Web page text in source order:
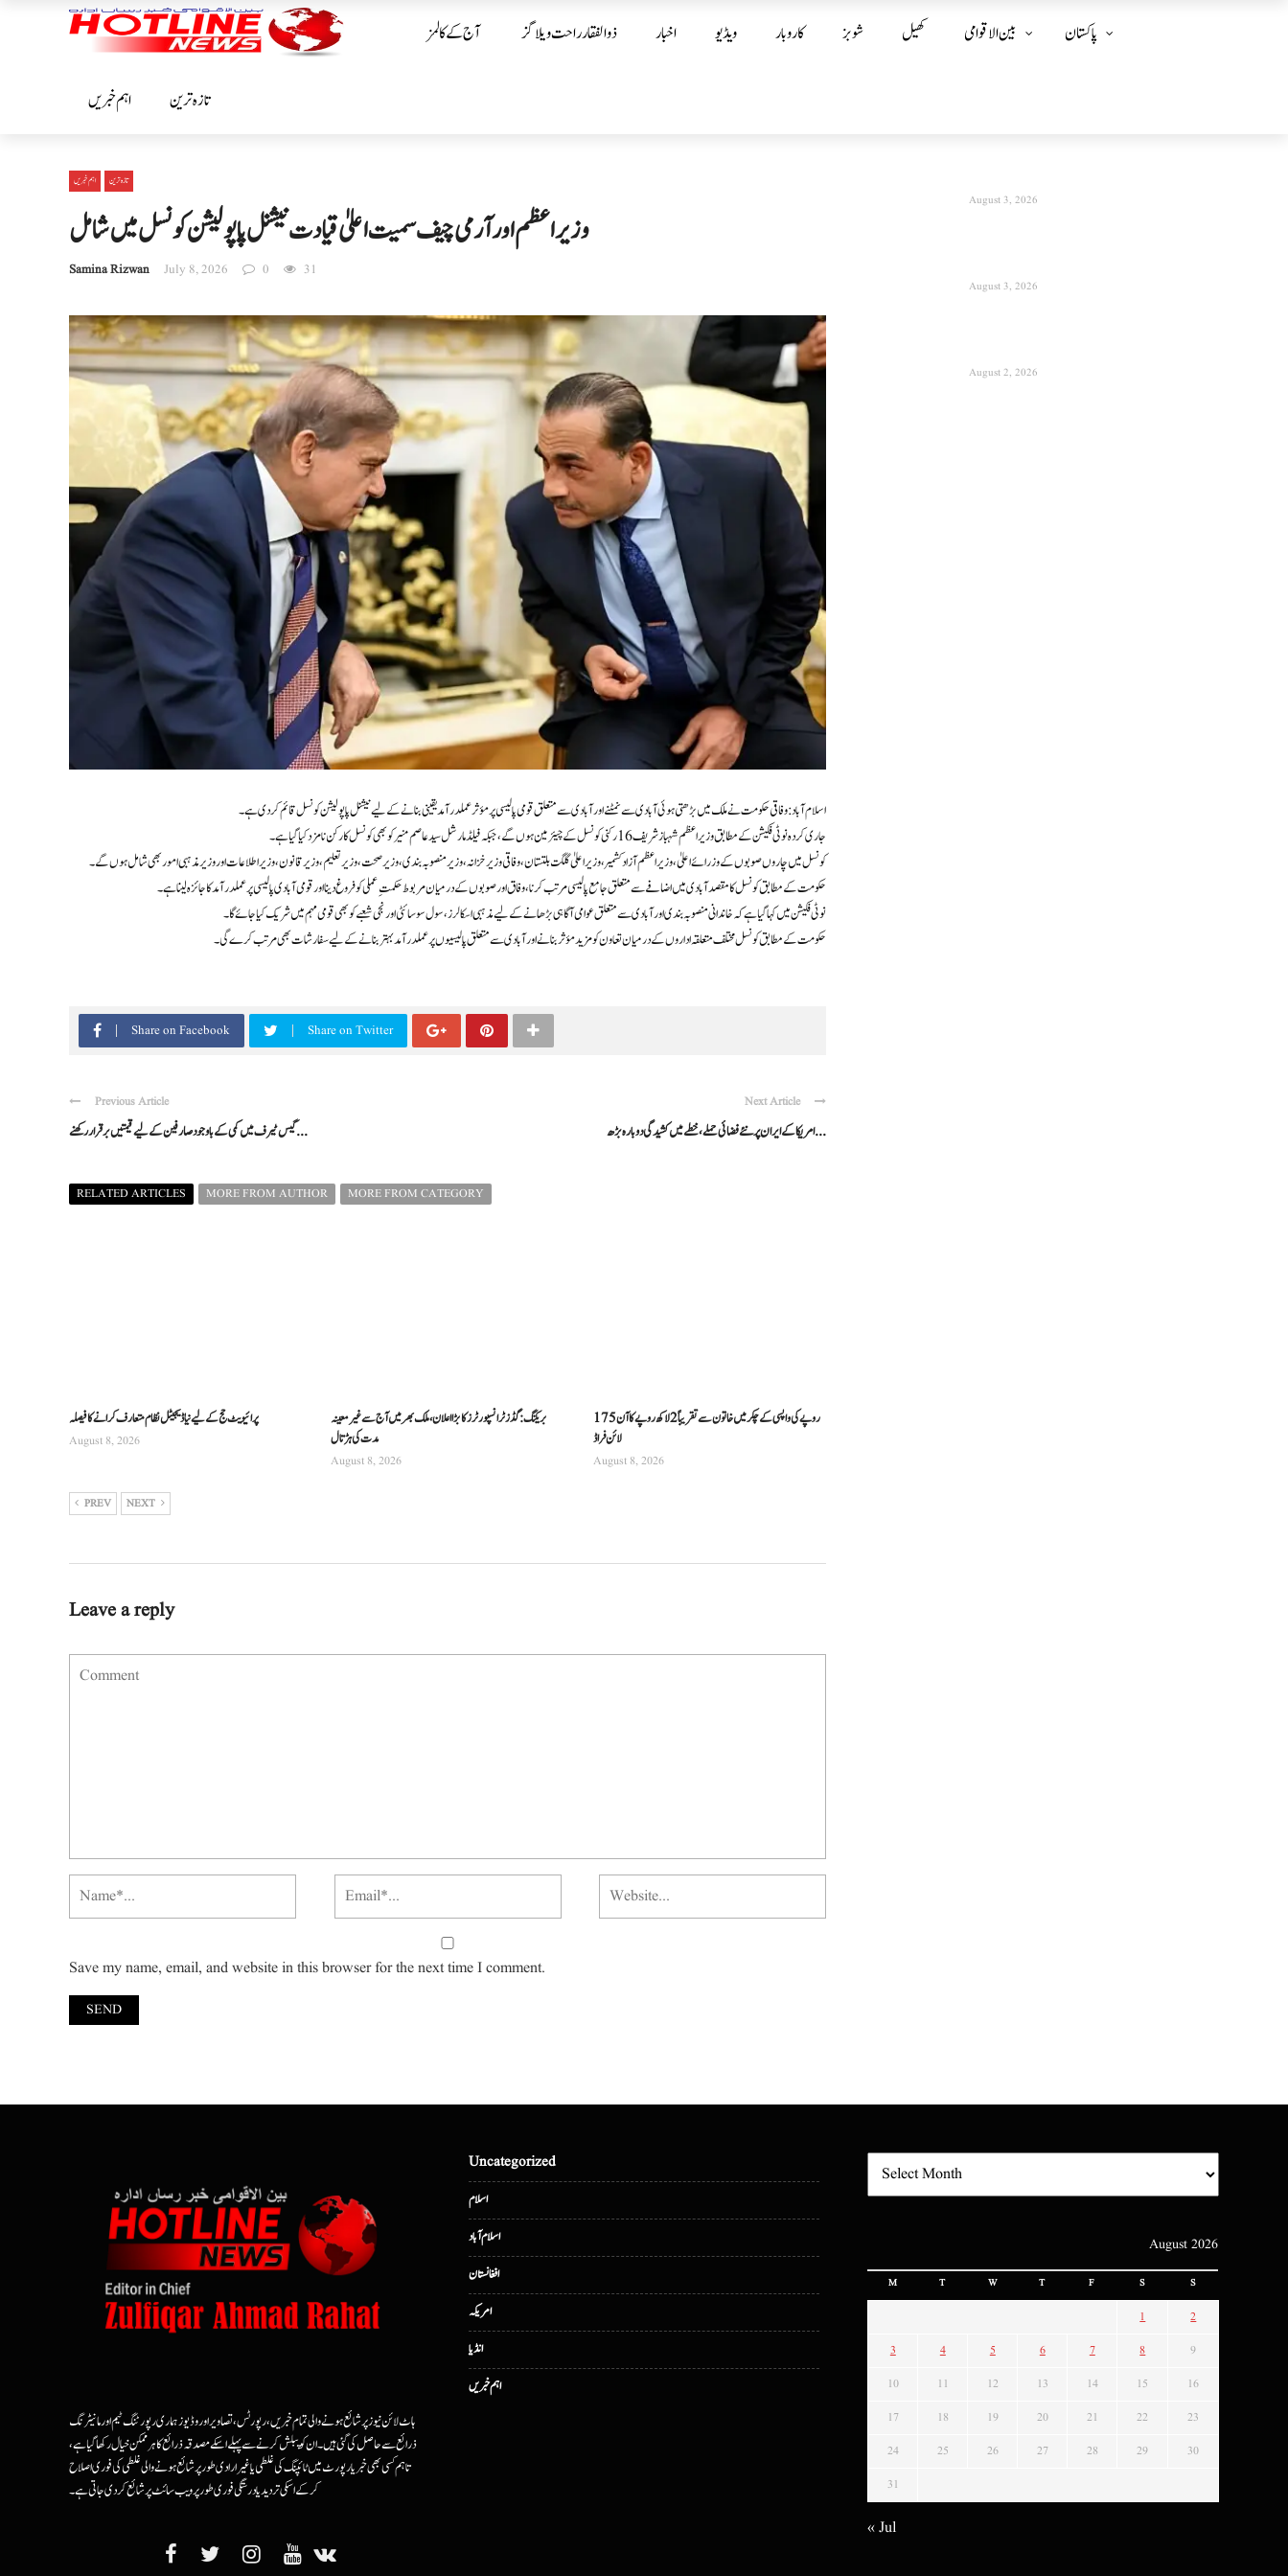
آج کے کالمز ذوالفقار راحت ویلاگز اخبار ویڈیو کاروبار شوبز کھیل بین الا قوامی پاکستان
اہم خبریں تازہ ترین
اہم خبریں تازہ ترین
وزیراعظم اور آرمی چیف سمیت اعلیٰ قیادت نیشنل پاپولیشن کونسل میں شامل
Samina Rizwan July 8, 2026 0 31
اسلام آباد: وفاقی حکومت نے ملک میں بڑھتی ہوئی آبادی سے نمٹنے اور آبادی سے متعلق قومی پالیسی پر مؤثر عملدرآمد یقینی بنانے کے لیے نیشنل پاپولیشن کونسل قائم کر دی ہے۔
جاری کردہ نوٹی فکیشن کے مطابق وزیراعظم شہباز شریف 16 رکنی کونسل کے چیئرمین ہوں گے، جبکہ فیلڈ مارشل سید عاصم منیر کو بھی کونسل کا رکن نامزد کیا گیا ہے۔
کونسل میں چاروں صوبوں کے وزرائے اعلیٰ، وزیراعظم آزاد کشمیر، وزیراعلیٰ گلگت بلتستان، وفاقی وزیر خزانہ، وزیر منصوبہ بندی، وزیر صحت، وزیر تعلیم، وزیر قانون، وزیر اطلاعات اور وزیر مذہبی امور بھی شامل ہوں گے۔
حکومت کے مطابق کونسل کا مقصد آبادی میں اضافے سے متعلق جامع پالیسی مرتب کرنا، وفاق اور صوبوں کے درمیان مربوط حکمتِ عملی کو فروغ دینا اور قومی آبادی پالیسی پر عملدرآمد کا جائزہ لینا ہے۔
نوٹی فکیشن میں کہا گیا ہے کہ خاندانی منصوبہ بندی اور آبادی سے متعلق عوامی آگاہی بڑھانے کے لیے مذہبی اسکالرز، سول سوسائٹی اور نجی شعبے کو بھی قومی مہم میں شریک کیا جائے گا۔
حکومت کے مطابق کونسل مختلف متعلقہ اداروں کے درمیان تعاون کو مزید مؤثر بنانے اور آبادی سے متعلق پالیسیوں پر عملدرآمد بہتر بنانے کے لیے سفارشات بھی مرتب کرے گی۔
Share on Facebook Share on Twitter
Previous Article
گیس ٹیرف میں کمی کے باوجود صارفین کے لیے قیمتیں برقرار رکھنے ...
Next Article
امریکا کے ایران پر نئے فضائی حملے، خطے میں کشیدگی دوبارہ بڑھ ...
RELATED ARTICLES MORE FROM AUTHOR MORE FROM CATEGORY
پرائیویٹ حج کے لیے نیا ڈیجیٹل نظام متعارف کرانے کا فیصلہ
August 8, 2026
بریکنگ: گڈز ٹرانسپورٹرز کا بڑا اعلان، ملک بھر میں آج سے غیرمعینہ
مدت کی ہڑتال
August 8, 2026
175 روپے کی واپسی کے چکر میں خاتون سے تقریباً 2 لاکھ روپے کا آن
لائن فراڈ
August 8, 2026
PREV NEXT
Leave a reply
Save my name, email, and website in this browser for the next time I comment.
August 3, 2026
August 3, 2026
August 2, 2026
ہاٹ لائن نیوز پر شائع ہونے والی تمام خبریں، رپورٹس، تصاویر اور وڈیوز ہماری رپورٹنگ ٹیم اور مانیٹرنگ
ذرائع سے حاصل کی گئی ہیں۔ ان کو پبلش کرنے سے پہلے اسکے مصدقہ ذرائع کا ہرممکن خیال رکھا گیا ہے،
تاہم کسی بھی خبر یا رپورٹ میں ٹائپنگ کی غلطی یا غیرارادی طور پر شائع ہونے والی غلطی کی فوری اصلاح
کرکے اسکی تردید یا درستگی فوری طور پر ویب سائٹ پر شائع کردی جاتی ہے۔
Uncategorized
اسلام
اسلام آباد
افغانستان
امریکہ
انڈیا
اہم خبریں
August 2026
M T W T F S S
1 2
3 4 5 6 7 8 9
10 11 12 13 14 15 16
17 18 19 20 21 22 23
24 25 26 27 28 29 30
31
« Jul